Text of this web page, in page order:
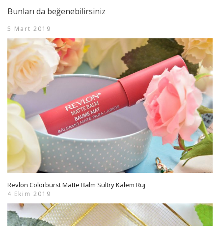
Bunları da beğenebilirsiniz
5 Mart 2019
Revlon Colorburst Matte Balm Sultry Kalem Ruj
4 Ekim 2019